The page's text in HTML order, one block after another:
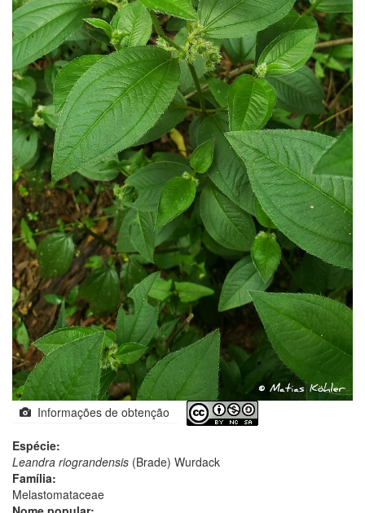
Informações de obtenção
Espécie:
Leandra riograndensis (Brade) Wurdack
Família:
Melastomataceae